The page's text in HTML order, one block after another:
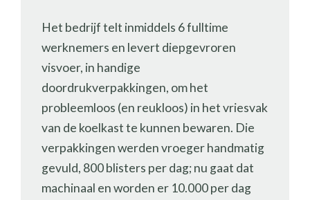
Het bedrijf telt inmiddels 6 fulltime
werknemers en levert diepgevroren
visvoer, in handige
doordrukverpakkingen, om het
probleemloos (en reukloos) in het vriesvak
van de koelkast te kunnen bewaren. Die
verpakkingen werden vroeger handmatig
gevuld, 800 blisters per dag; nu gaat dat
machinaal en worden er 10.000 per dag